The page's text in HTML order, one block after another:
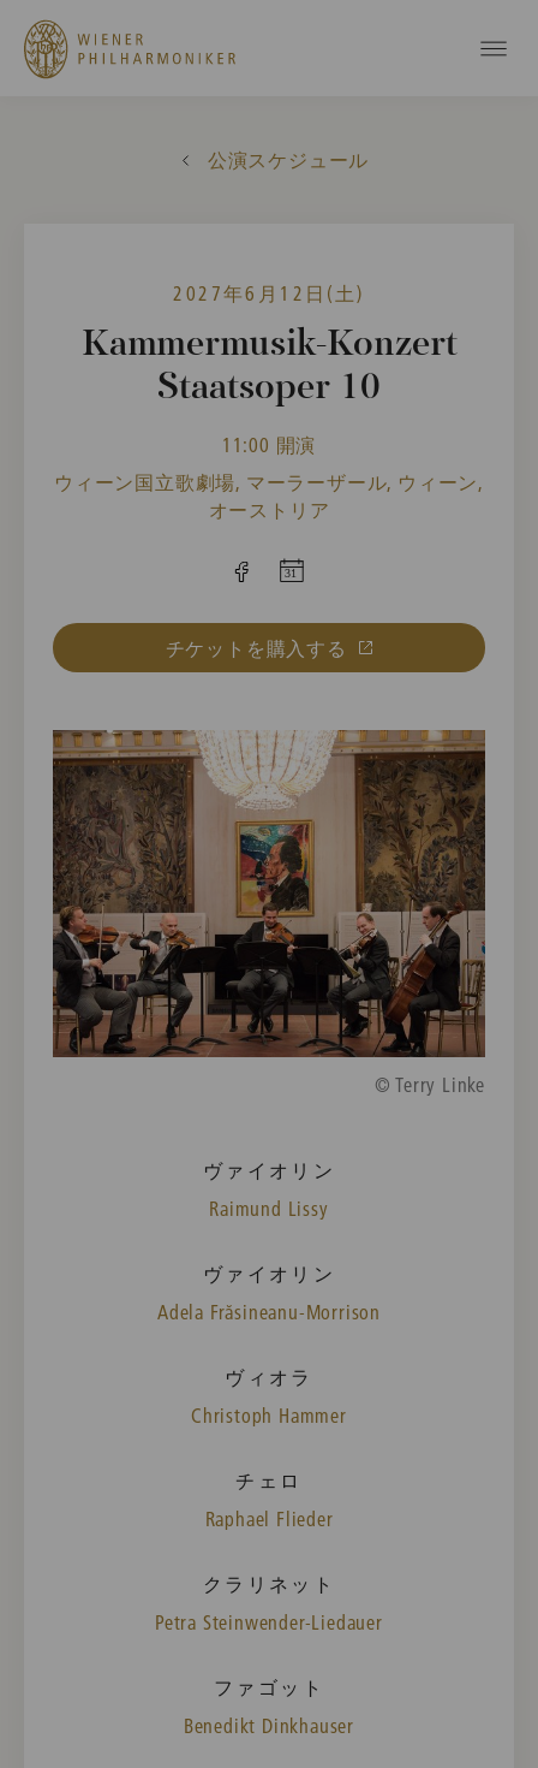
公演スケジュール
2027年6月12日(土)
Kammermusik-Konzert
Staatsoper 10
11:00 開演
ウィーン国立歌劇場, マーラーザール, ウィーン,
オーストリア
チケットを購入する
© Terry Linke
ヴァイオリン
Raimund Lissy
ヴァイオリン
Adela Frăsineanu-Morrison
ヴィオラ
Christoph Hammer
チェロ
Raphael Flieder
クラリネット
Petra Steinwender-Liedauer
ファゴット
Benedikt Dinkhauser